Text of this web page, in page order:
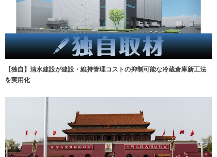
【独自】清水建設が建設・維持管理コストの抑制可能な冷蔵倉庫新工法
を実用化